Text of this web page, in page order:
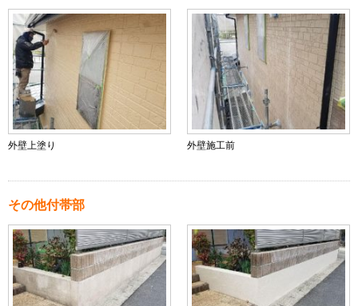
外壁上塗り 外壁施工前
その他付帯部